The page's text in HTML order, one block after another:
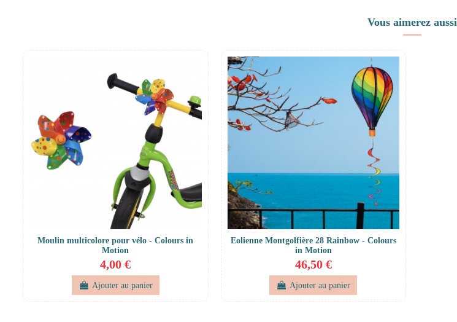
Vous aimerez aussi
Moulin multicolore pour vélo - Colours in
Motion
4,00 €
Ajouter au panier
Eolienne Montgolfière 28 Rainbow - Colours
in Motion
46,50 €
Ajouter au panier